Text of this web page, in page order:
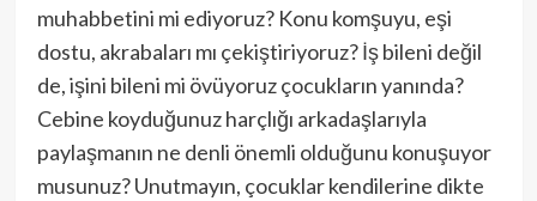
muhabbetini mi ediyoruz? Konu komşuyu, eşi
dostu, akrabaları mı çekiştiriyoruz? İş bileni değil
de, işini bileni mi övüyoruz çocukların yanında?
Cebine koyduğunuz harçlığı arkadaşlarıyla
paylaşmanın ne denli önemli olduğunu konuşuyor
musunuz? Unutmayın, çocuklar kendilerine dikte